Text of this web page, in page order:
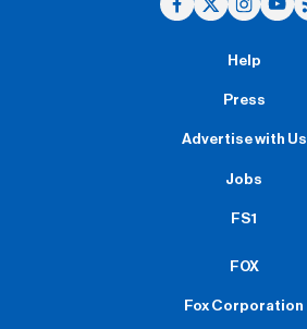
Help
Press
Advertise with Us
Jobs
FS1
FOX
Fox Corporation